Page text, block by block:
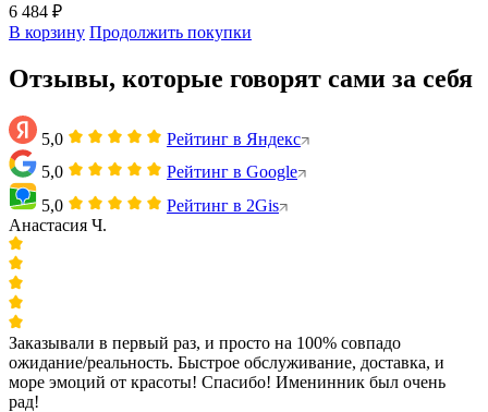
6 484 ₽
В корзину Продолжить покупки
Отзывы, которые говорят сами за себя
5,0
Рейтинг в Яндекс
5,0
Рейтинг в Google
5,0
Рейтинг в 2Gis
Анастасия Ч.
Заказывали в первый раз, и просто на 100% совпадо
ожидание/реальность. Быстрое обслуживание, доставка, и
море эмоций от красоты! Спасибо! Именинник был очень
рад!